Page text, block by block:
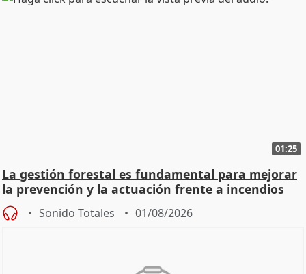
01:25
La gestión forestal es fundamental para mejorar
la prevención y la actuación frente a incendios
Sonido Totales 01/08/2026